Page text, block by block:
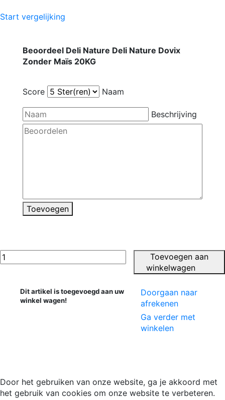
Start vergelijking
Beoordeel Deli Nature Deli Nature Dovix
Zonder Maïs 20KG
Score Naam
Beschrijving
Toevoegen
Toevoegen aan
winkelwagen
Dit artikel is toegevoegd aan uw
winkel wagen!
Doorgaan naar
afrekenen
Ga verder met
winkelen
Door het gebruiken van onze website, ga je akkoord met
het gebruik van cookies om onze website te verbeteren.